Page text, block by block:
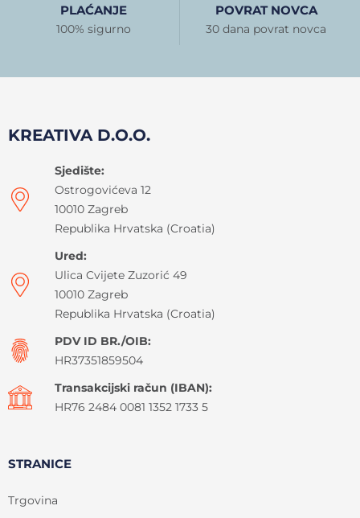
PLAĆANJE
100% sigurno
POVRAT NOVCA
30 dana povrat novca
KREATIVA D.O.O.
Sjedište:
Ostrogovićeva 12
10010 Zagreb
Republika Hrvatska (Croatia)
Ured:
Ulica Cvijete Zuzorić 49
10010 Zagreb
Republika Hrvatska (Croatia)
PDV ID BR./OIB:
HR37351859504
Transakcijski račun (IBAN):
HR76 2484 0081 1352 1733 5
STRANICE
Trgovina